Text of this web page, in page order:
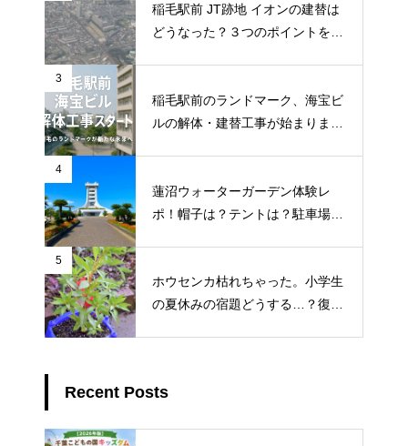
稲毛駅前 JT跡地 イオンの建替は
どうなった？３つのポイントを調
3
稲毛駅前のランドマーク、海宝ビ
ルの解体・建替工事が始まりまし
4
蓮沼ウォーターガーデン体験レ
ポ！帽子は？テントは？駐車場ま
5
ホウセンカ枯れちゃった。小学生
の夏休みの宿題どうする…？復活
Recent Posts